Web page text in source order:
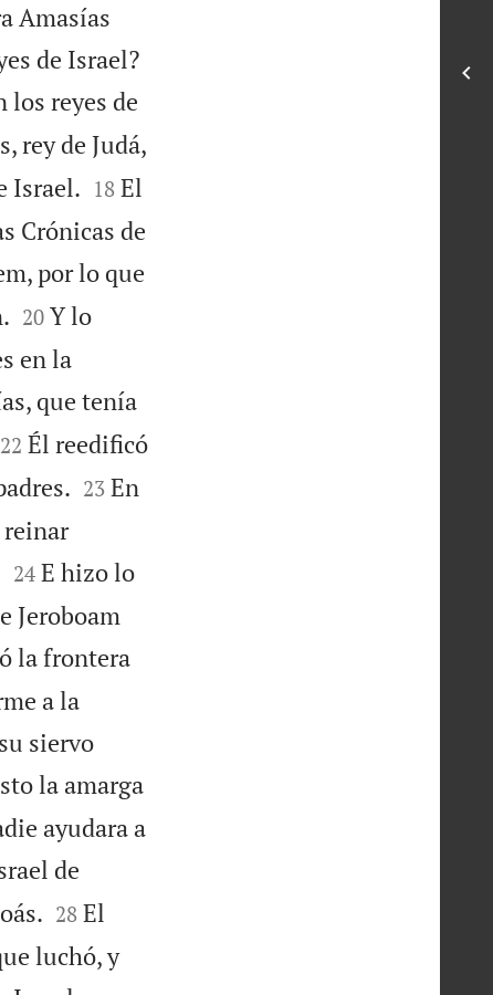
Amasías
de Israel?
los reyes de
rey de Judá,
Israel.
18 El
Crónicas de
por lo que

20 Y lo
en la
que tenía

22 Él reedificó

23 En
reinar

24 E hizo lo
Jeroboam
la frontera
a la
siervo
la amarga
ayudara a
de

28 El
luchó, y